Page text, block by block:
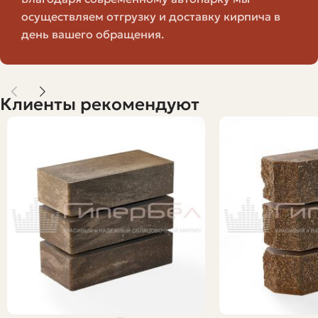
и проверить в деле.
Критерии, на которые стоит
Если цель — купить самый дешевый кирпич, не значит,
проверить лично или попросить у продавца
документы.
Прочность (марка): определяет нагрузочную
способность. Для фасадных и несущих стен нужен
более высокий показатель, для перегородок — можно
и ниже.
Морозостойкость: количество циклов замораживания/
оттаивания, которые выдерживает кирпич. Для
осуществляем отгрузку и доставку кирпича в
день вашего обращения.
Клиенты рекомендуют